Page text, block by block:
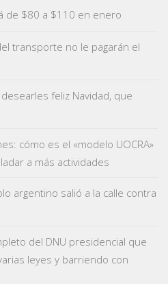
de $80 a $110 en enero
transporte no le pagarán el
feliz Navidad, que
cómo es el «modelo UOCRA»
a más actividades
argentino salió a la calle contra
del DNU presidencial que
leyes y barriendo con